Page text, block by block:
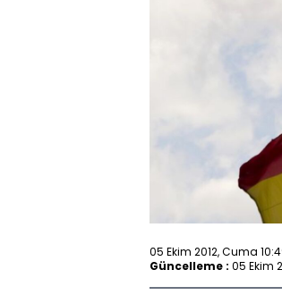
05 Ekim 2012, Cuma
Güncelleme : 05 Ekim